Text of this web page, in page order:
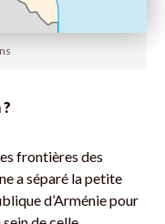
frontières des
a séparé la petite
­d’Arménie pour